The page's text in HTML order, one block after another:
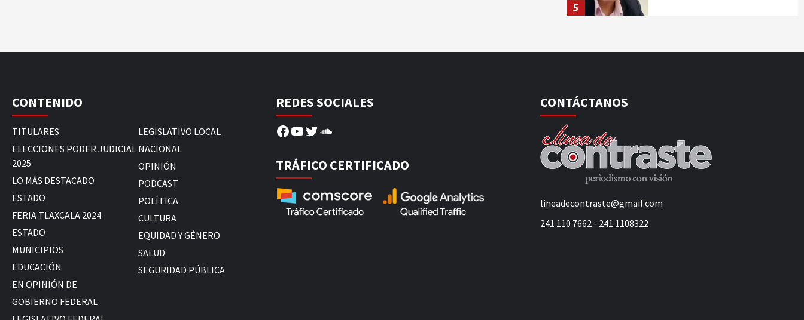
5
CONTENIDO
TITULARES
ELECCIONES PODER JUDICIAL
2025
LO MÁS DESTACADO
ESTADO
FERIA TLAXCALA 2024
ESTADO
MUNICIPIOS
EDUCACIÓN
EN OPINIÓN DE
GOBIERNO FEDERAL
LEGISLATIVO LOCAL
NACIONAL
OPINIÓN
PODCAST
POLÍTICA
CULTURA
EQUIDAD Y GÉNERO
SALUD
SEGURIDAD PÚBLICA
REDES SOCIALES
Facebook
YouTube
Twitter
SoundCloud
TRÁFICO CERTIFICADO
CONTÁCTANOS
lineadecontraste@gmail.com
241 110 7662 - 241 1108322